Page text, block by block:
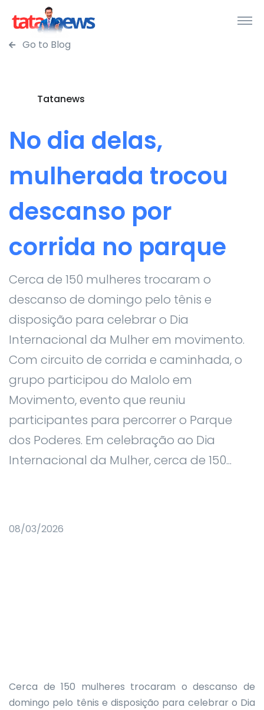
Go to Blog
Tatanews
No dia delas,
mulherada trocou
descanso por
corrida no parque
Cerca de 150 mulheres trocaram o
descanso de domingo pelo tênis e
disposição para celebrar o Dia
Internacional da Mulher em movimento.
Com circuito de corrida e caminhada, o
grupo participou do Malolo em
Movimento, evento que reuniu
participantes para percorrer o Parque
dos Poderes. Em celebração ao Dia
Internacional da Mulher, cerca de 150...
08/03/2026
Cerca de 150 mulheres trocaram o descanso de
domingo pelo tênis e disposição para celebrar o Dia